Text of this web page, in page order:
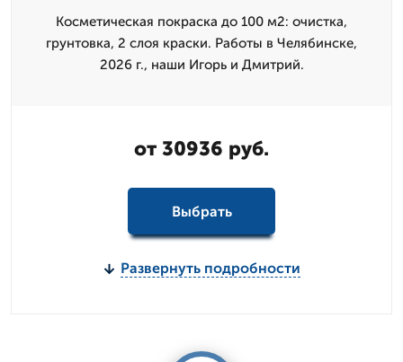
Косметическая покраска до 100 м2: очистка,
грунтовка, 2 слоя краски. Работы в Челябинске,
2026 г., наши Игорь и Дмитpий.
от 30936 руб.
Выбрать
Развернуть подробности